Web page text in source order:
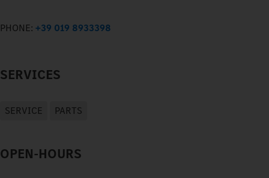
PHONE: +39 019 8933398
SERVICES
SERVICE PARTS
OPEN-HOURS